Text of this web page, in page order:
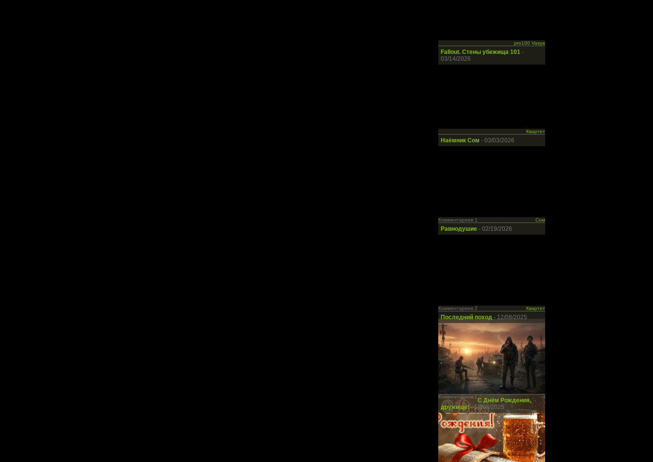
pro100 Vasya
Fallout. Стены убежища 101 -
03/14/2026
Квартет
Наёмник Сом - 03/03/2026
Комментариев 1 Сом
Равнодушие - 02/19/2026
Комментариев 2 Квартет
Последний поход- 12/08/2025
Комментариев 1
С Днём Рождения,
дружище!- 12/03/2025